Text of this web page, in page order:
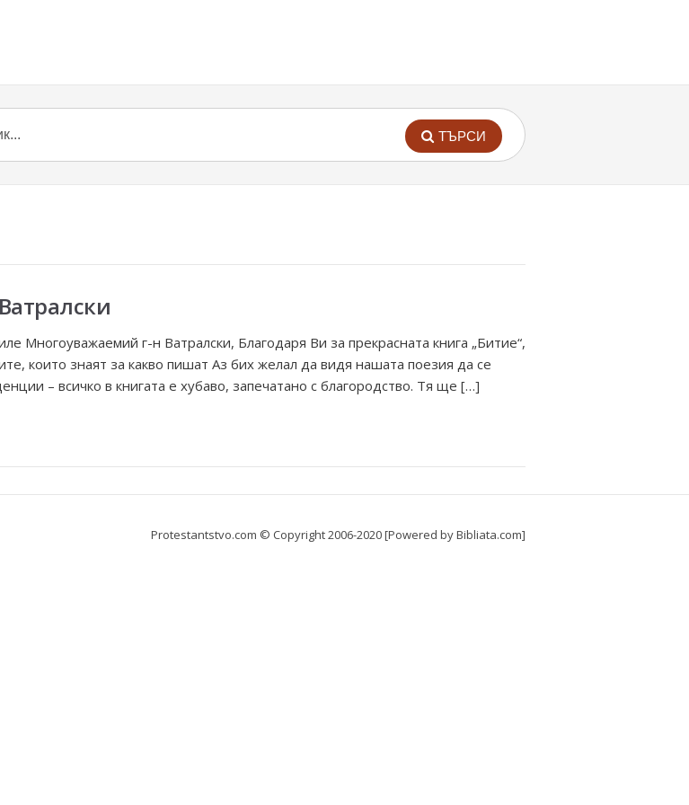
ТЪРСИ
Многоуважаемий г-н Ватралски, Благодаря Ви за прекрасната книга „Битие“,
които знаят за какво пишат Аз бих желал да видя нашата поезия да се
– всичко в книгата е хубаво, запечатано с благородство. Тя ще […]
Protestantstvo.com © Copyright 2006-2020 [Powered by Bibliata.com]